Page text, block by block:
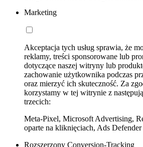
Marketing
Akceptacja tych usług sprawia, że
reklamy, treści sponsorowane lub
dotyczące naszej witryny lub
zachowanie użytkownika podczas
oraz mierzyć ich skuteczność. Za
korzystamy w tej witrynie z
trzecich:
Meta-Pixel, Microsoft Advertising,
oparte na kliknięciach, Ads Defender
Rozszerzony Conversion-Tracking